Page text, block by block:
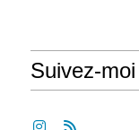
Suivez-moi